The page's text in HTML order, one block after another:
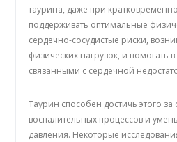
таурина, даже при
поддерживать оптимальные
сердечно-сосудистые риски,
физических нагрузок, и помогать
связанными с сердечной
Таурин способен достичь этого за
воспалительных процессов и
давления. Некоторые